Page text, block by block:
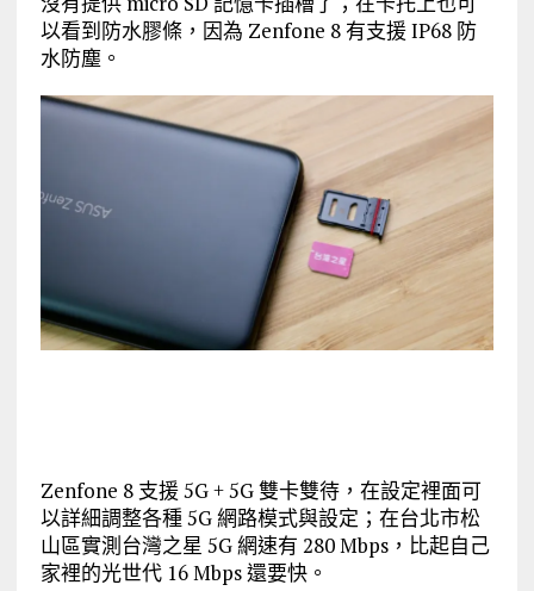
以看到防水膠條，因為 Zenfone 8 有支援 IP68 防
水防塵。
Zenfone 8 支援 5G + 5G 雙卡雙待，在設定裡面可
以詳細調整各種 5G 網路模式與設定；在台北市松
山區實測台灣之星 5G 網速有 280 Mbps，比起自己
家裡的光世代 16 Mbps 還要快。